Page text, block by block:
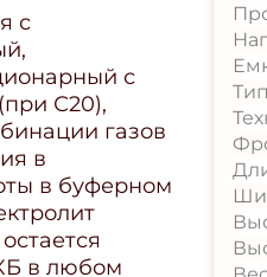
с
с
С20),
газов
в
в буферном
в любом